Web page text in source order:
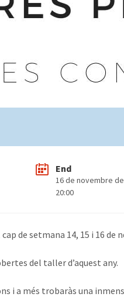
End
16 de novembre
20:00
de setmana 14, 15 i 16 de
del taller d’aquest any.
i a més trobaràs una